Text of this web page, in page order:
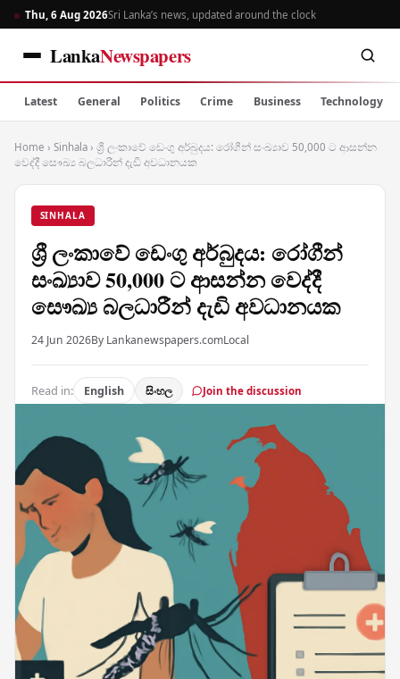
Thu, 6 Aug 2026Sri Lanka’s news, updated around the clock
LankaNewspapers
Latest General Politics Crime Business Technology
Home › Sinhala › ශ්‍රී ලංකාවේ ඩෙංගු අර්බුදය: රෝගීන් සංඛ්‍යාව 50,000 ට ආසන්න
වෙද්දී සෞඛ්‍ය බලධාරීන් දැඩි අවධානයක
SINHALA
ශ්‍රී ලංකාවේ ඩෙංගු අර්බුදය: රෝගීන්
සංඛ්‍යාව 50,000 ට ආසන්න වෙද්දී
සෞඛ්‍ය බලධාරීන් දැඩි අවධානයක
24 Jun 2026By Lankanewspapers.comLocal
Read in: English සිංහල Join the discussion